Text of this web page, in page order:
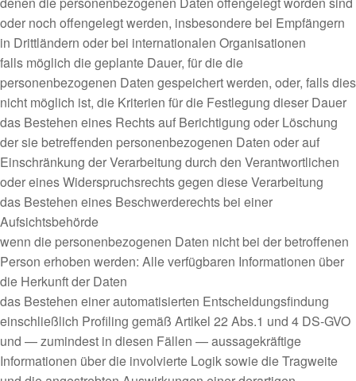
oder noch offengelegt werden, insbesondere bei Empfängern
in Drittländern oder bei internationalen Organisationen
falls möglich die geplante Dauer, für die die
personenbezogenen Daten gespeichert werden, oder, falls dies
nicht möglich ist, die Kriterien für die Festlegung dieser Dauer
das Bestehen eines Rechts auf Berichtigung oder Löschung
der sie betreffenden personenbezogenen Daten oder auf
Einschränkung der Verarbeitung durch den Verantwortlichen
oder eines Widerspruchsrechts gegen diese Verarbeitung
das Bestehen eines Beschwerderechts bei einer
Aufsichtsbehörde
wenn die personenbezogenen Daten nicht bei der betroffenen
Person erhoben werden: Alle verfügbaren Informationen über
die Herkunft der Daten
das Bestehen einer automatisierten Entscheidungsfindung
einschließlich Profiling gemäß Artikel 22 Abs.1 und 4 DS-GVO
und — zumindest in diesen Fällen — aussagekräftige
Informationen über die involvierte Logik sowie die Tragweite